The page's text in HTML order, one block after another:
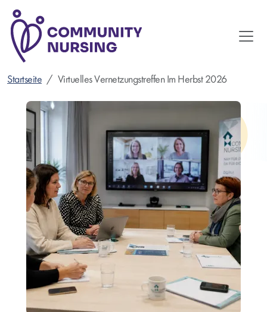
Direkt
zum
Inhalt
Startseite Virtuelles Vernetzungstreffen Im Herbst 2026